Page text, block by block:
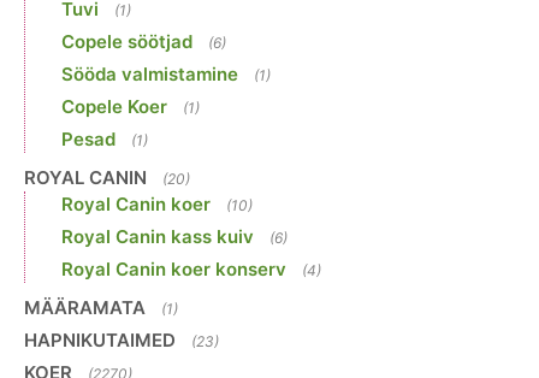
Tuvi (1)
Copele söötjad (6)
Sööda valmistamine (1)
Copele Koer (1)
Pesad (1)
ROYAL CANIN (20)
Royal Canin koer (10)
Royal Canin kass kuiv (6)
Royal Canin koer konserv (4)
MÄÄRAMATA (1)
HAPNIKUTAIMED (23)
KOER (2270)